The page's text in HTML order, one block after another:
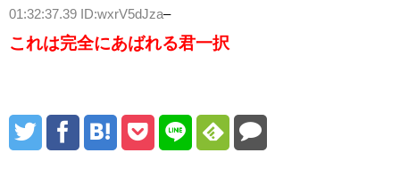
01:32:37.39 ID:wxrV5dJza–
これは完全にあばれる君一択